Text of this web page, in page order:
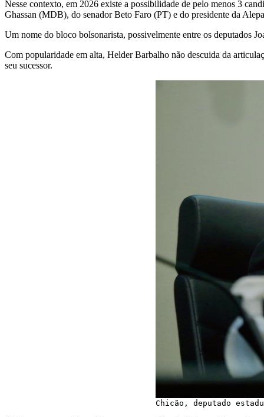
Nesse contexto, em 2026 existe a possibilidade de pelo menos 3
Ghassan (MDB), do senador Beto Faro (PT) e do presidente da
Um nome do bloco bolsonarista, possivelmente entre os deputados
Com popularidade em alta, Helder Barbalho não descuida da
seu sucessor.
Chicão, deputado